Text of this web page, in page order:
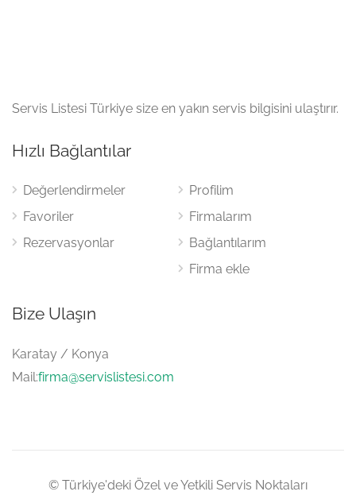
Servis Listesi Türkiye size en yakın servis bilgisini ulaştırır.
Hızlı Bağlantılar
Değerlendirmeler
Favoriler
Rezervasyonlar
Profilim
Firmalarım
Bağlantılarım
Firma ekle
Bize Ulaşın
Karatay / Konya
Mail:firma@servislistesi.com
© Türkiye'deki Özel ve Yetkili Servis Noktaları